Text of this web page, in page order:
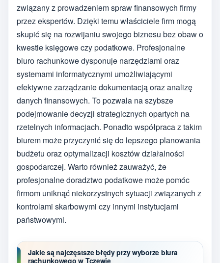
związany z prowadzeniem spraw finansowych firmy
przez ekspertów. Dzięki temu właściciele firm mogą
skupić się na rozwijaniu swojego biznesu bez obaw o
kwestie księgowe czy podatkowe. Profesjonalne
biuro rachunkowe dysponuje narzędziami oraz
systemami informatycznymi umożliwiającymi
efektywne zarządzanie dokumentacją oraz analizę
danych finansowych. To pozwala na szybsze
podejmowanie decyzji strategicznych opartych na
rzetelnych informacjach. Ponadto współpraca z takim
biurem może przyczynić się do lepszego planowania
budżetu oraz optymalizacji kosztów działalności
gospodarczej. Warto również zauważyć, że
profesjonalne doradztwo podatkowe może pomóc
firmom uniknąć niekorzystnych sytuacji związanych z
kontrolami skarbowymi czy innymi instytucjami
państwowymi.
Jakie są najczęstsze błędy przy wyborze biura
rachunkowego w Tczewie